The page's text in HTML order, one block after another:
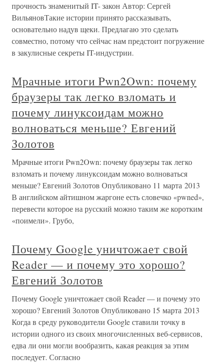
прочность знаменитый IT- закон Автор: Сергей
ВильяновТакие истории принято рассказывать,
основательно надув щеки. Предлагаю это сделать
совместно, потому что сейчас нам предстоит погружение
в закулисные секреты IT-индустрии.
Мрачные итоги Pwn2Own: почему
браузеры так легко взломать и
почему линуксоидам можно
волноваться меньше? Евгений
Золотов
Мрачные итоги Pwn2Own: почему браузеры так легко
взломать и почему линуксоидам можно волноваться
меньше? Евгений Золотов Опубликовано 11 марта 2013
В английском айтишном жаргоне есть словечко «pwned»,
перевести которое на русский можно таким же коротким
«поимели». Грубо,
Почему Google уничтожает свой
Reader — и почему это хорошо?
Евгений Золотов
Почему Google уничтожает свой Reader — и почему это
хорошо? Евгений Золотов Опубликовано 15 марта 2013
Когда в среду руководители Google ставили точку в
истории одного из своих многочисленных веб-сервисов,
едва ли они могли вообразить, какая реакция за этим
последует. Согласно